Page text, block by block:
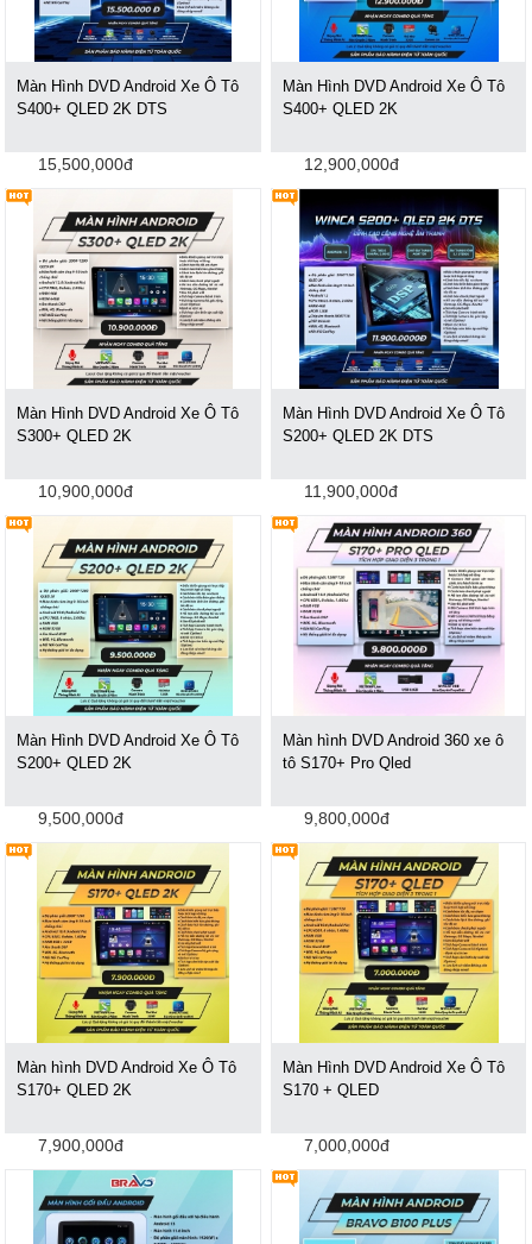
Màn Hình DVD Android Xe Ô Tô
S400+ QLED 2K DTS
15,500,000đ
Màn Hình DVD Android Xe Ô Tô
S400+ QLED 2K
12,900,000đ
Màn Hình DVD Android Xe Ô Tô
S300+ QLED 2K
10,900,000đ
Màn Hình DVD Android Xe Ô Tô
S200+ QLED 2K DTS
11,900,000đ
Màn Hình DVD Android Xe Ô Tô
S200+ QLED 2K
9,500,000đ
Màn hình DVD Android 360 xe ô
tô S170+ Pro Qled
9,800,000đ
Màn hình DVD Android Xe Ô Tô
S170+ QLED 2K
7,900,000đ
Màn Hình DVD Android Xe Ô Tô
S170 + QLED
7,000,000đ